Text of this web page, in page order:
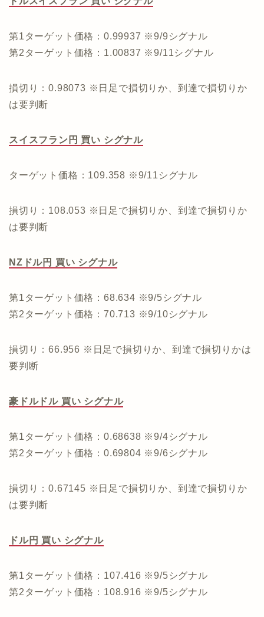
第1ターゲット価格：0.99937 ※9/9シグナル
第2ターゲット価格：1.00837 ※9/11シグナル
損切り：0.98073 ※日足で損切りか、到達で損切りか
は要判断
スイスフラン円 買い シグナル
ターゲット価格：109.358 ※9/11シグナル
損切り：108.053 ※日足で損切りか、到達で損切りか
は要判断
NZドル円 買い シグナル
第1ターゲット価格：68.634 ※9/5シグナル
第2ターゲット価格：70.713 ※9/10シグナル
損切り：66.956 ※日足で損切りか、到達で損切りかは
要判断
豪ドルドル 買い シグナル
第1ターゲット価格：0.68638 ※9/4シグナル
第2ターゲット価格：0.69804 ※9/6シグナル
損切り：0.67145 ※日足で損切りか、到達で損切りか
は要判断
ドル円 買い シグナル
第1ターゲット価格：107.416 ※9/5シグナル
第2ターゲット価格：108.916 ※9/5シグナル